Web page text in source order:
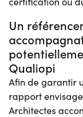
Un
Qualiopi
Afin de garantir
rapport
Architectes